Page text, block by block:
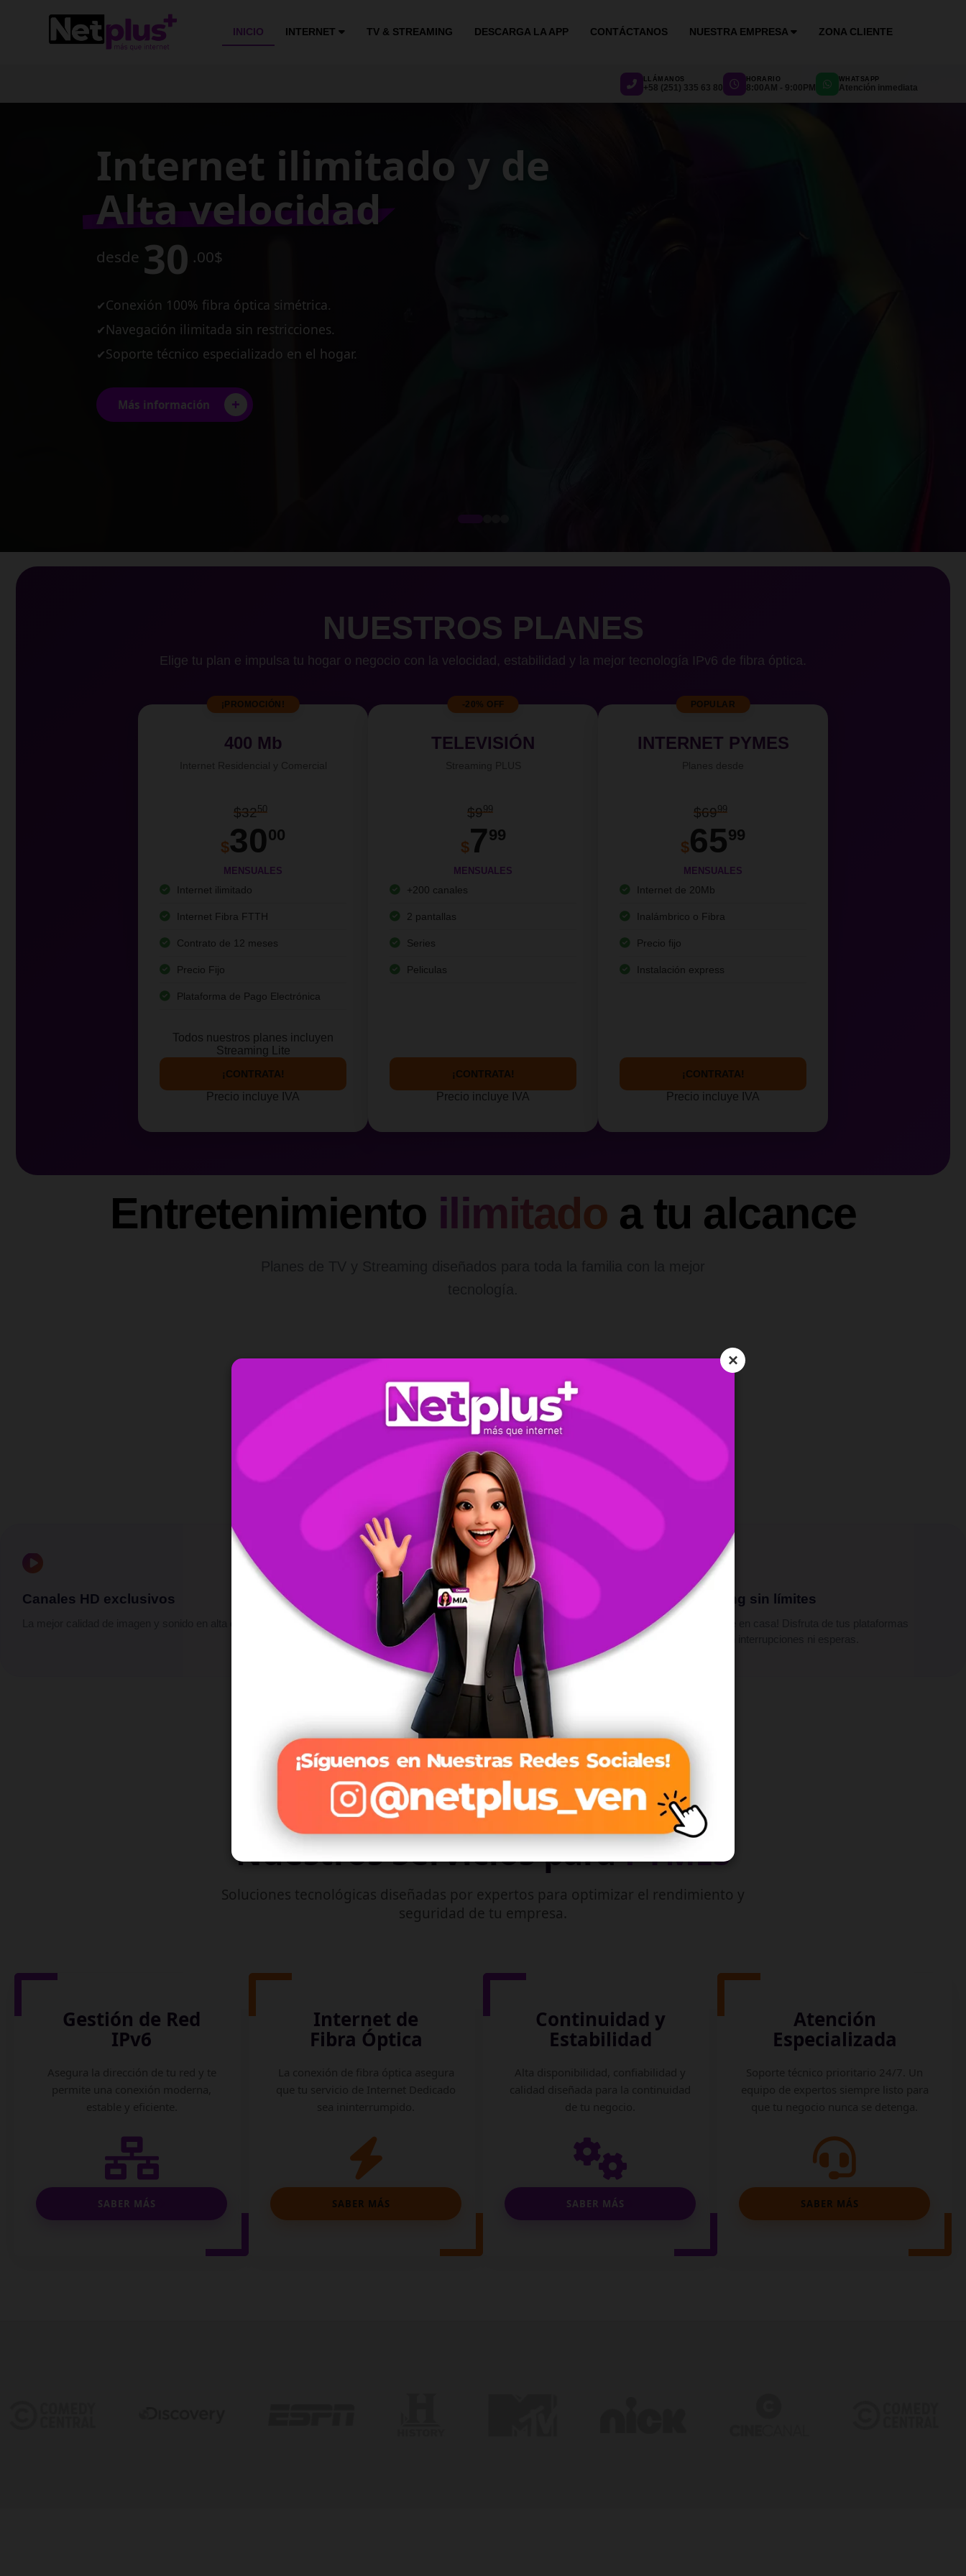
INICIO INTERNET TV & STREAMING DESCARGA LA APP CONTÁCTANOS NUESTRA EMPRESA ZONA CLIENTE
LLÁMANOS
+58 (251) 335 63 80
HORARIO
8:00AM - 9:00PM
WHATSAPP
Atención inmediata
×
Conexión estable y
de alta velocidad
para tu negocio
10
✔Planes diseñados para pequeñas y medianas empresas.
✔Estabilidad garantizada para tus procesos críticos.
Más información +
NUESTROS PLANES
Elige tu plan e impulsa tu hogar o negocio con la velocidad, estabilidad y la mejor tecnología IPv6 de fibra óptica.
¡PROMOCIÓN!
400 Mb
$3250
$3000
MENSUALES
Internet ilimitado
Internet Fibra FTTH
Contrato de 12 meses
Precio Fijo
Plataforma de Pago Electrónica
Todos nuestros planes incluyen
Streaming Lite
¡CONTRATA!
Precio incluye IVA
-20% OFF
TELEVISIÓN
$999
$799
MENSUALES
+200 canales
2 pantallas
Series
Peliculas
¡CONTRATA!
Precio incluye IVA
POPULAR
INTERNET PYMES
$6999
$6599
MENSUALES
Internet de 20Mb
Inalámbrico o Fibra
Precio fijo
Instalación express
¡CONTRATA!
Precio incluye IVA
Entretenimiento ilimitado a tu alcance
Canales HD exclusivos Máximo Rendimiento
Streaming optimizado que se adapta a tu conexión en
tiempo real.
Streaming sin límites
Nuestros Servicios paraPYMES
Soluciones tecnológicas diseñadas por expertos para optimizar el rendimiento y
seguridad de tu empresa.
Gestión de Red
IPv6
SABER MÁS
Internet de
Fibra Óptica
SABER MÁS
Continuidad y
Estabilidad
SABER MÁS
Atención
Especializada
SABER MÁS